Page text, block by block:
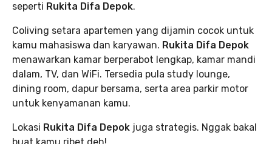
seperti Rukita Difa Depok.
Coliving setara apartemen yang dijamin cocok untuk
kamu mahasiswa dan karyawan. Rukita Difa Depok
menawarkan kamar berperabot lengkap, kamar mandi
dalam, TV, dan WiFi. Tersedia pula study lounge,
dining room, dapur bersama, serta area parkir motor
untuk kenyamanan kamu.
Lokasi Rukita Difa Depok juga strategis. Nggak bakal